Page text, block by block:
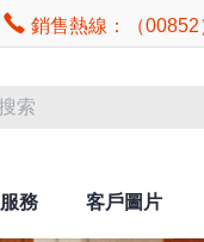
銷售熱線：（
務 客戶圖片